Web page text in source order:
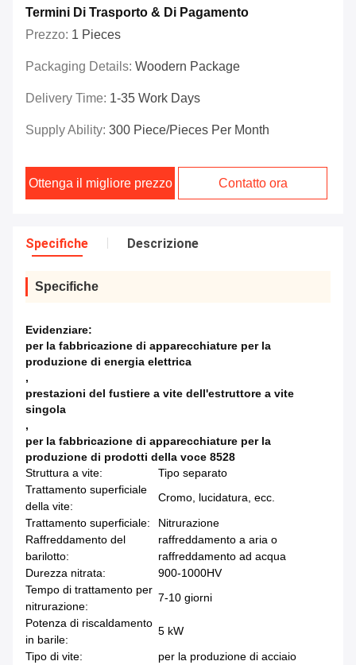
Termini Di Trasporto & Di Pagamento
Prezzo: 1 Pieces
Packaging Details: Woodern Package
Delivery Time: 1-35 Work Days
Supply Ability: 300 Piece/Pieces Per Month
Ottenga il migliore prezzo Contatto ora
Specifiche Descrizione
Specifiche
Evidenziare:
per la fabbricazione di apparecchiature per la
produzione di energia elettrica
,
prestazioni del fustiere a vite dell'estruttore a vite
singola
,
per la fabbricazione di apparecchiature per la
produzione di prodotti della voce 8528
Struttura a vite:
Tipo separato
Trattamento superficiale
della vite:
Cromo, lucidatura, ecc.
Trattamento superficiale:
Nitrurazione
Raffreddamento del
barilotto:
raffreddamento a aria o
raffreddamento ad acqua
Durezza nitrata:
900-1000HV
Tempo di trattamento per
nitrurazione:
7-10 giorni
Potenza di riscaldamento
in barile:
5 kW
Tipo di vite:
per la produzione di acciaio